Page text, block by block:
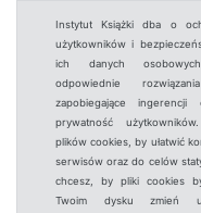
Instytut Książki dba o
użytkowników i
ich danych
odpowiednie
zapobiegające
prywatność
plików cookies, by ułatwić
serwisów oraz do celów
chcesz, by pliki cookies
Twoim dysku zmień